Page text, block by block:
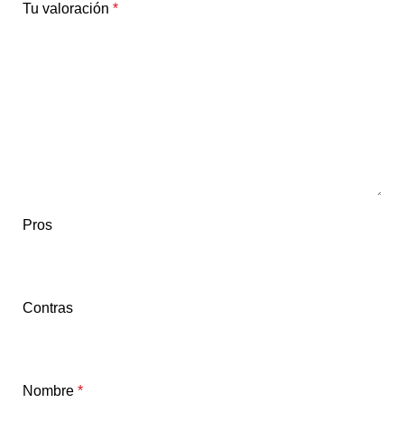
Tu valoración *
Pros
Contras
Nombre *